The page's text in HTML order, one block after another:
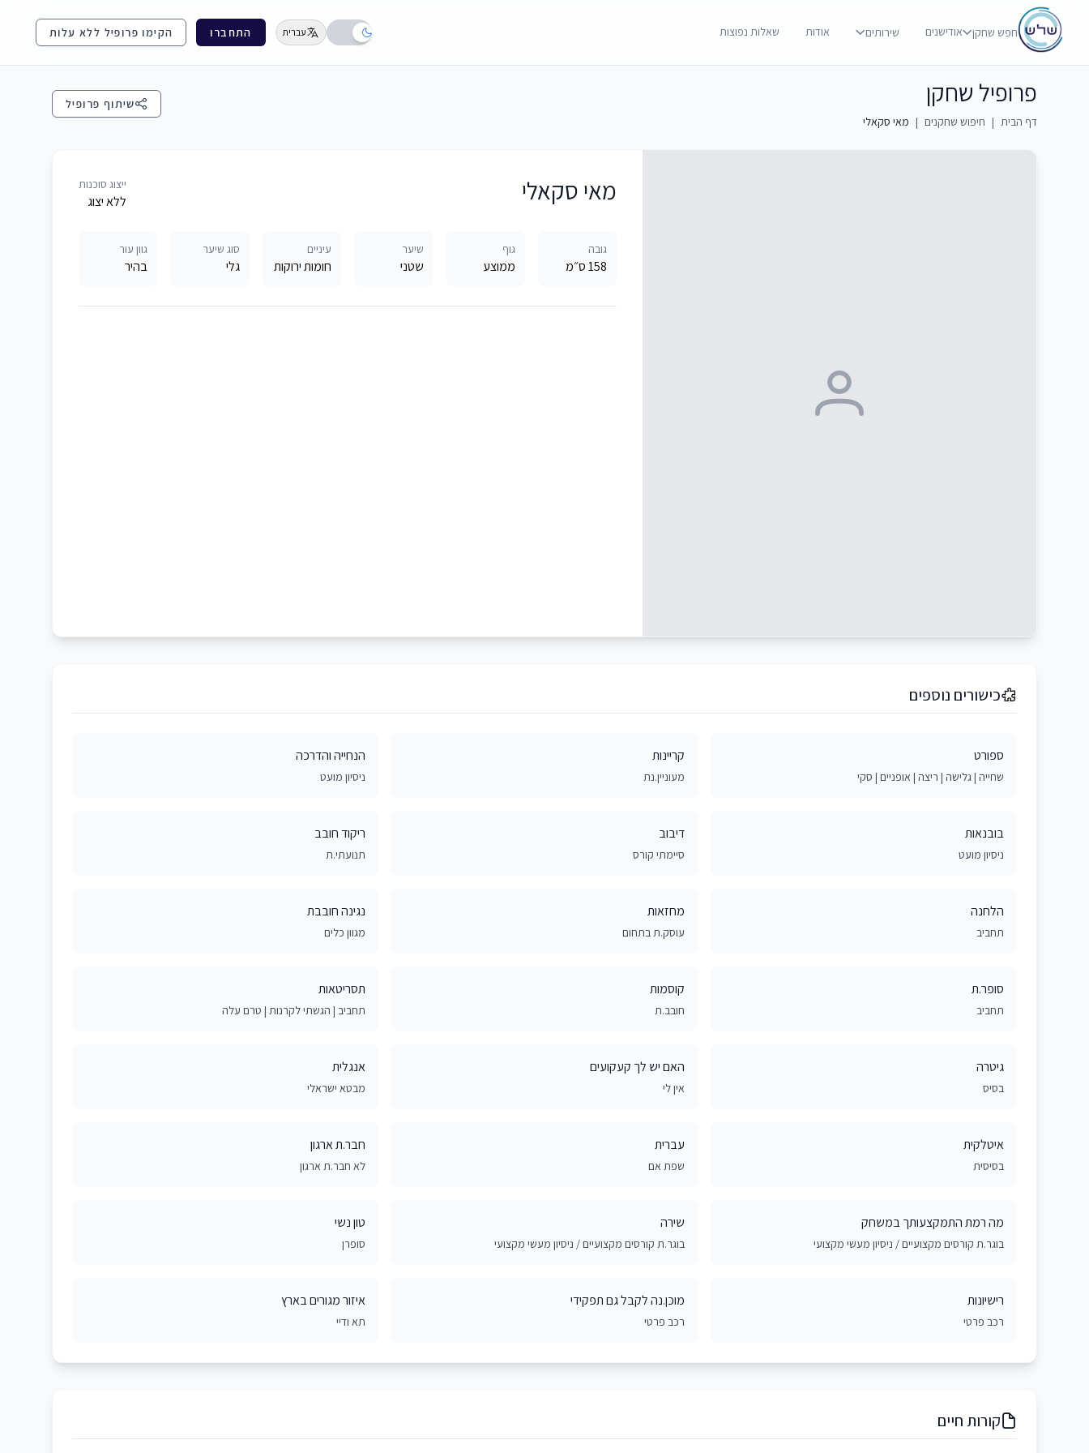
חפש שחקן אודישנים שירותים אודות שאלות נפוצות עברית התחברו הקימו פרופיל ללא עלות
פרופיל שחקן
דף הבית | חיפוש שחקנים | מאי סקאלי
שיתוף פרופיל
מאי סקאלי ייצוג סוכנות
ללא יצוג
גובה
158 ס״מ
גוף
ממוצע
שיער
שטני
עיניים
חומות ירוקות
סוג שיער
גלי
גוון עור
בהיר
כישורים נוספים
ספורט
שחייה | גלישה | ריצה | אופניים | סקי
קריינות
מעוניין.נת
הנחייה והדרכה
ניסיון מועט
בובנאות
ניסיון מועט
דיבוב
סיימתי קורס
ריקוד חובב
תנועתי.ת
הלחנה
תחביב
מחזאות
עוסק.ת בתחום
נגינה חובבת
מגוון כלים
סופר.ת
תחביב
קוסמות
חובב.ת
תסריטאות
תחביב | הגשתי לקרנות | טרם עלה
גיטרה
בסיס
האם יש לך קעקועים
אין לי
אנגלית
מבטא ישראלי
איטלקית
בסיסית
עברית
שפת אם
חבר.ת ארגון
לא חבר.ת ארגון
מה רמת התמקצעותך במשחק
בוגר.ת קורסים מקצועיים / ניסיון מעשי מקצועי
שירה
בוגר.ת קורסים מקצועיים / ניסיון מעשי מקצועי
טון נשי
סופרן
רישיונות
רכב פרטי
מוכן.נה לקבל גם תפקידי
רכב פרטי
איזור מגורים בארץ
תא ודיי
קורות חיים